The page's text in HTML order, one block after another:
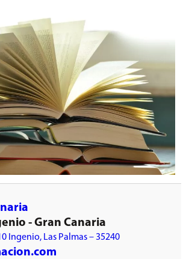
- Gran Canaria
Ingenio, Las Palmas – 35240